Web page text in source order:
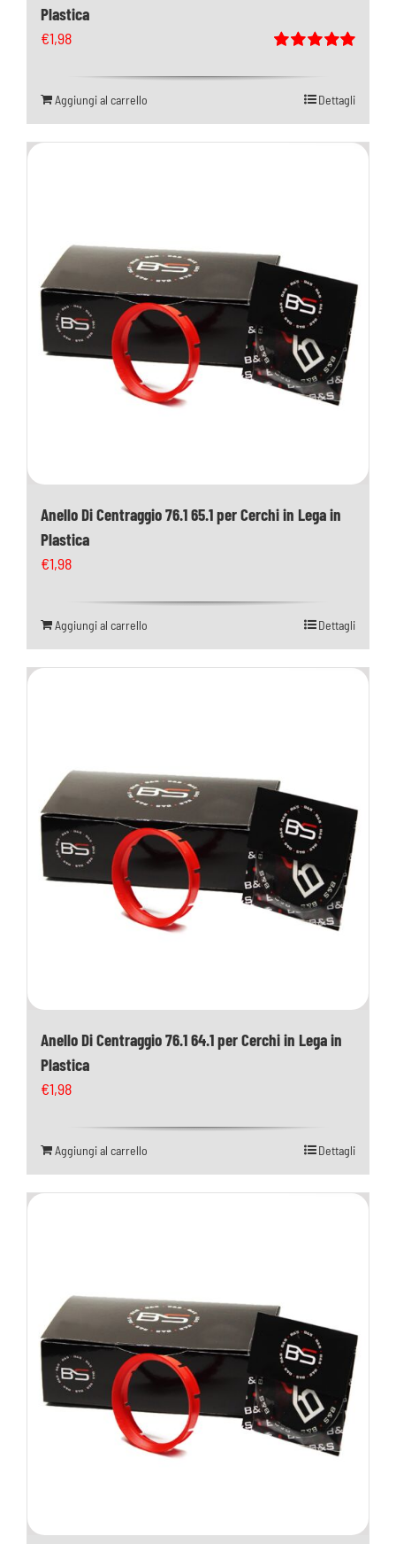
Plastica
5.00
€1,98
Aggiungi al carrello Dettagli
Anello Di Centraggio 76.1 65.1 per Cerchi in Lega in
Plastica
€1,98
Aggiungi al carrello Dettagli
Anello Di Centraggio 76.1 64.1 per Cerchi in Lega in
Plastica
€1,98
Aggiungi al carrello Dettagli